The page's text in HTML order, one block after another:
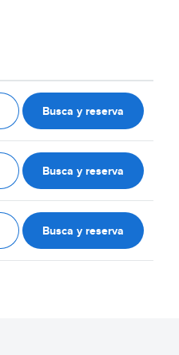
Busca y reserva
Busca y reserva
Busca y reserva